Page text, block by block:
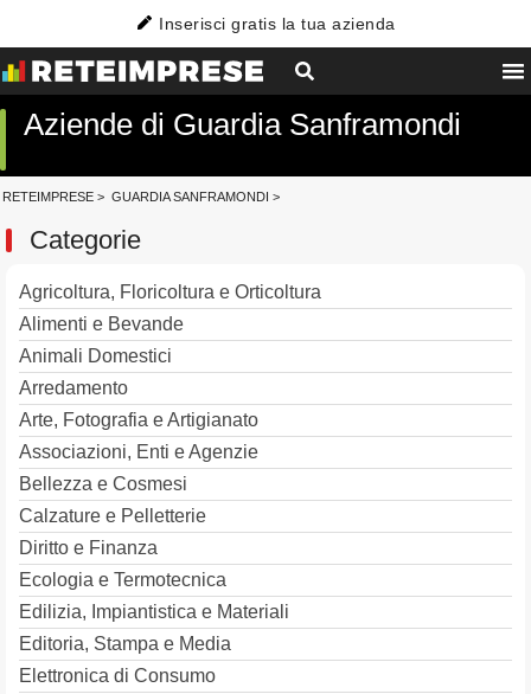
Inserisci gratis la tua azienda
Aziende di Guardia Sanframondi
RETEIMPRESE > GUARDIA SANFRAMONDI >
Categorie
Agricoltura, Floricoltura e Orticoltura
Alimenti e Bevande
Animali Domestici
Arredamento
Arte, Fotografia e Artigianato
Associazioni, Enti e Agenzie
Bellezza e Cosmesi
Calzature e Pelletterie
Diritto e Finanza
Ecologia e Termotecnica
Edilizia, Impiantistica e Materiali
Editoria, Stampa e Media
Elettronica di Consumo